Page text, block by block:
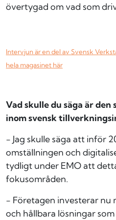
övertygad om vad som
Intervjun är en del av Svensk
hela magasinet här
Vad skulle du säga är
inom svensk
- Jag skulle säga att inför
omställningen och
tydligt under EMO att
fokusområden.
- Företagen investerar nu
och hållbara lösningar